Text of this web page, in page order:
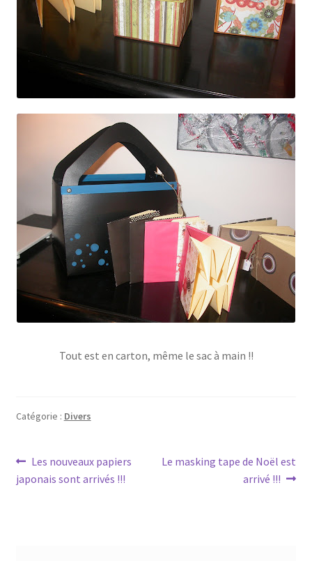
Tout est en carton, même le sac à main !!
Catégorie : Divers
Navigation
de
Article
précédent :
Les nouveaux papiers
japonais sont arrivés !!!
Article
Le masking tape de Noël est
arrivé !!!